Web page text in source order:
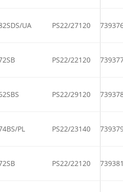
UA PS22/27120
PS22/22120
PS22/29120
PL PS22/23140
PS22/22120